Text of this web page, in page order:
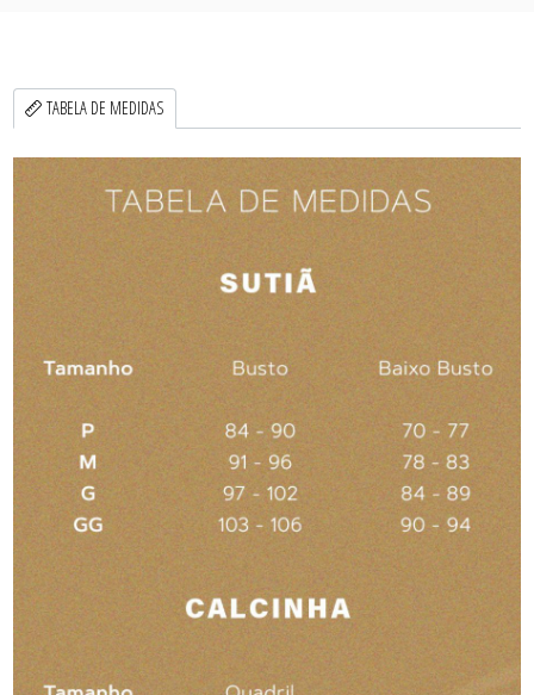
TABELA DE MEDIDAS